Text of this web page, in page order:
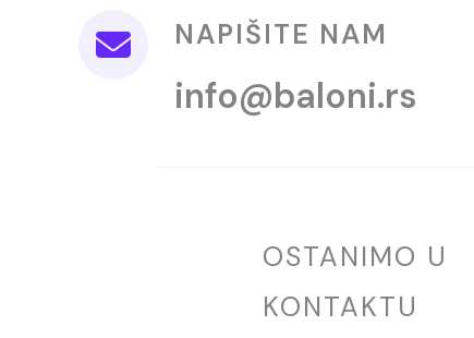
NAPIŠITE NAM
info@baloni.rs
OSTANIMO U
KONTAKTU